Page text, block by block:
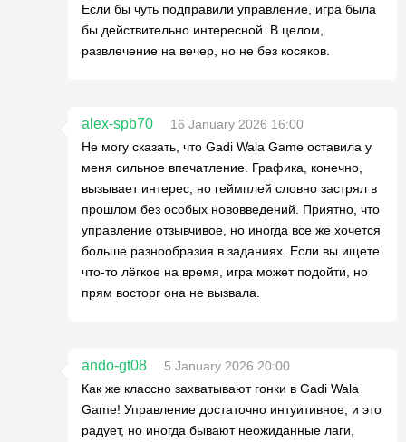
Если бы чуть подправили управление, игра была
бы действительно интересной. В целом,
развлечение на вечер, но не без косяков.
alex-spb70
16 January 2026 16:00
Не могу сказать, что Gadi Wala Game оставила у
меня сильное впечатление. Графика, конечно,
вызывает интерес, но геймплей словно застрял в
прошлом без особых нововведений. Приятно, что
управление отзывчивое, но иногда все же хочется
больше разнообразия в заданиях. Если вы ищете
что-то лёгкое на время, игра может подойти, но
прям восторг она не вызвала.
ando-gt08
5 January 2026 20:00
Как же классно захватывают гонки в Gadi Wala
Game! Управление достаточно интуитивное, и это
радует, но иногда бывают неожиданные лаги,